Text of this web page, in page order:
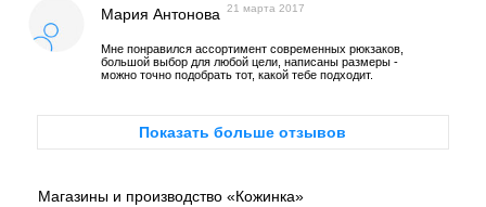
Мария Антонова 21 марта 2017
Мне понравился ассортимент современных рюкзаков,
большой выбор для любой цели, написаны размеры -
можно точно подобрать тот, какой тебе подходит.
Показать больше отзывов
Магазины и производство «Кожинка»